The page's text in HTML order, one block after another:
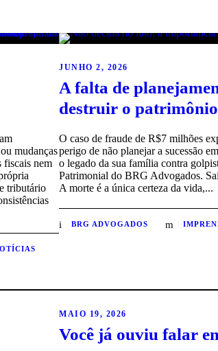
mudanças
fiscais nem
tributário
JUNHO 2, 2026
A falta de
destruir o
O caso de fraude de R$7 milhões
perigo de não planejar a sucessão
o legado da sua família contra
Patrimonial do BRG Advogados.
A morte é a única certeza da vida,...
BRG ADVOGADOS
MAIO 19, 2026
Você já ouviu falar